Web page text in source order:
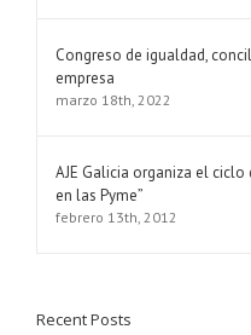
Congreso de igualdad,
empresa
marzo 18th, 2022
AJE Galicia organiza el ciclo
en las Pyme”
febrero 13th, 2012
Recent Posts